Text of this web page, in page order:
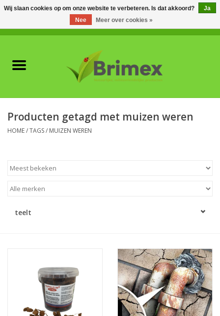
Plagen & Ziekten
Meststoffen en
Brimex kaarten
Vallen
Producten getagd met muizen weren
HOME/TAGS/ MUIZEN WEREN
teelt
Wij slaan cookies op om onze website te verbeteren. Is dat akkoord?
Ja
Nee
Meer over cookies »